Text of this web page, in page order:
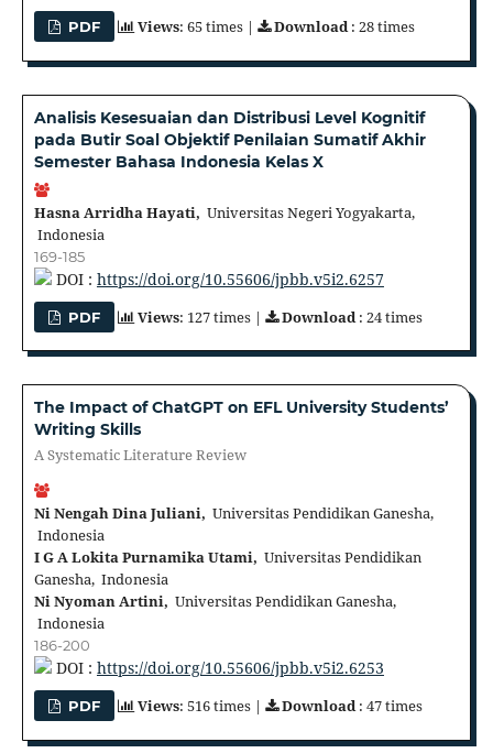
PDF Views: 65 times | Download: 28 times
Analisis Kesesuaian dan Distribusi Level Kognitif
pada Butir Soal Objektif Penilaian Sumatif Akhir
Semester Bahasa Indonesia Kelas X
Hasna Arridha Hayati, Universitas Negeri Yogyakarta,
Indonesia
169-185
DOI : https://doi.org/10.55606/jpbb.v5i2.6257
PDF Views: 127 times | Download : 24 times
The Impact of ChatGPT on EFL University Students’
Writing Skills
A Systematic Literature Review
Ni Nengah Dina Juliani, Universitas Pendidikan Ganesha,
Indonesia
I G A Lokita Purnamika Utami, Universitas Pendidikan
Ganesha, Indonesia
Ni Nyoman Artini, Universitas Pendidikan Ganesha,
Indonesia
186-200
DOI : https://doi.org/10.55606/jpbb.v5i2.6253
PDF Views: 516 times | Download: 47 times